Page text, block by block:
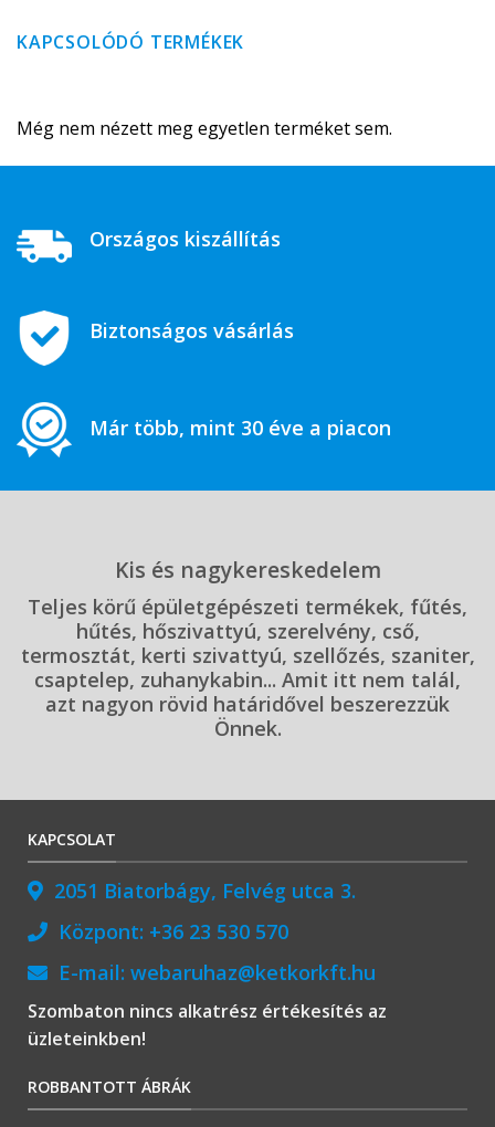
KAPCSOLÓDÓ TERMÉKEK
Még nem nézett meg egyetlen terméket sem.
Országos kiszállítás
Biztonságos vásárlás
Már több, mint 30 éve a piacon
Kis és nagykereskedelem
Teljes körű épületgépészeti termékek, fűtés,
hűtés, hőszivattyú, szerelvény, cső,
termosztát, kerti szivattyú, szellőzés, szaniter,
csaptelep, zuhanykabin... Amit itt nem talál,
azt nagyon rövid határidővel beszerezzük
Önnek.
KAPCSOLAT
2051 Biatorbágy, Felvég utca 3.
Központ: +36 23 530 570
E-mail: webaruhaz@ketkorkft.hu
Szombaton nincs alkatrész értékesítés az
üzleteinkben!
ROBBANTOTT ÁBRÁK